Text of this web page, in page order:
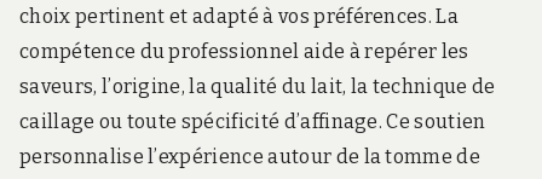
choix pertinent et adapté à vos préférences. La
compétence du professionnel aide à repérer les
saveurs, l’origine, la qualité du lait, la technique de
caillage ou toute spécificité d’affinage. Ce soutien
personnalise l’expérience autour de la tomme de